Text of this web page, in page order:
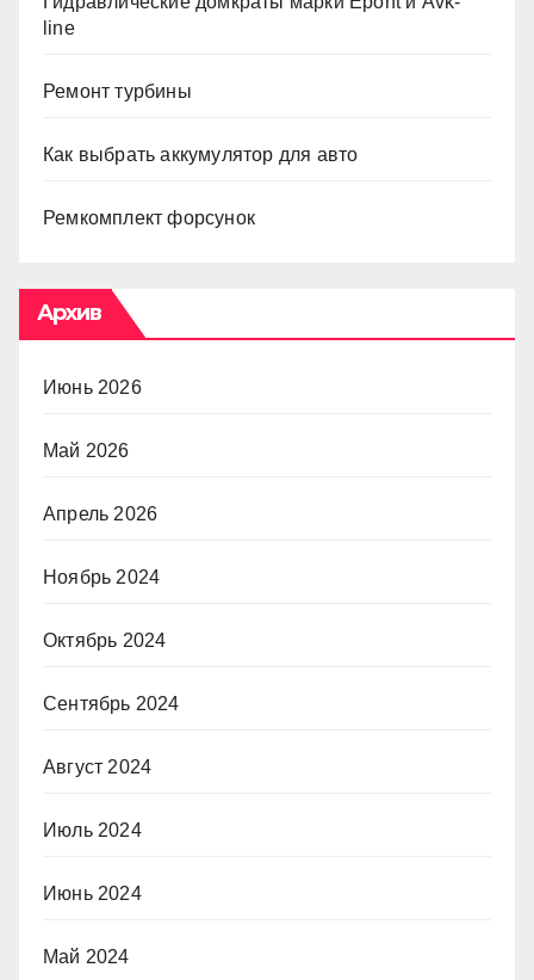
line
Ремонт турбины
Как выбрать аккумулятор для авто
Ремкомплект форсунок
Архив
Июнь 2026
Май 2026
Апрель 2026
Ноябрь 2024
Октябрь 2024
Сентябрь 2024
Август 2024
Июль 2024
Июнь 2024
Май 2024